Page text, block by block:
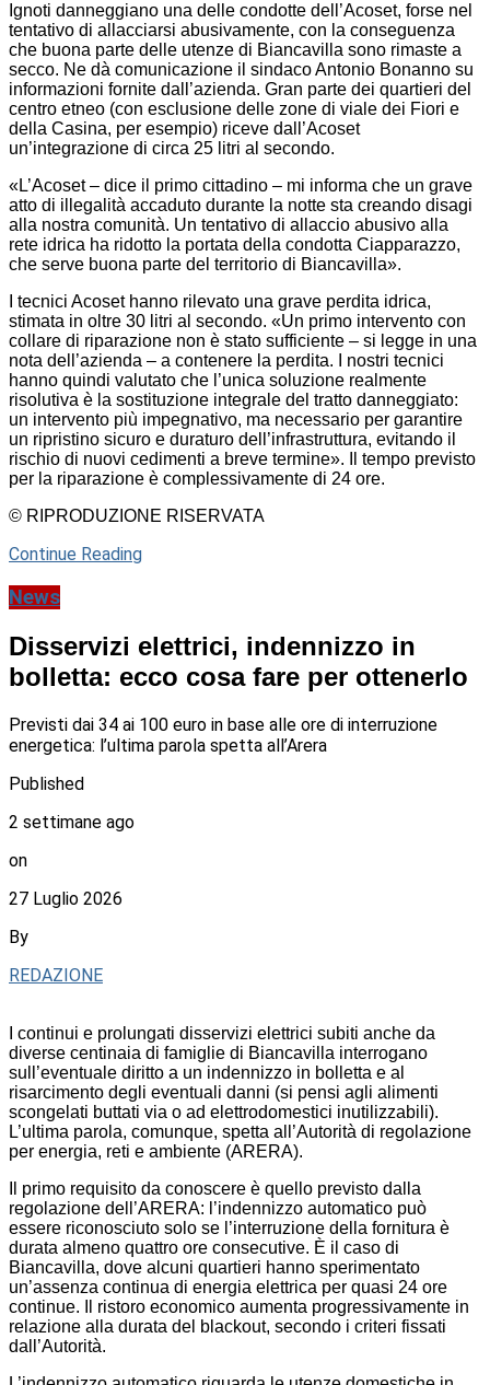
Ignoti danneggiano una delle condotte dell’Acoset, forse nel
tentativo di allacciarsi abusivamente, con la conseguenza
che buona parte delle utenze di Biancavilla sono rimaste a
secco. Ne dà comunicazione il sindaco Antonio Bonanno su
informazioni fornite dall’azienda. Gran parte dei quartieri del
centro etneo (con esclusione delle zone di viale dei Fiori e
della Casina, per esempio) riceve dall’Acoset
un’integrazione di circa 25 litri al secondo.
«L’Acoset – dice il primo cittadino – mi informa che un grave
atto di illegalità accaduto durante la notte sta creando disagi
alla nostra comunità. Un tentativo di allaccio abusivo alla
rete idrica ha ridotto la portata della condotta Ciapparazzo,
che serve buona parte del territorio di Biancavilla».
I tecnici Acoset hanno rilevato una grave perdita idrica,
stimata in oltre 30 litri al secondo. «Un primo intervento con
collare di riparazione non è stato sufficiente – si legge in una
nota dell’azienda – a contenere la perdita. I nostri tecnici
hanno quindi valutato che l’unica soluzione realmente
risolutiva è la sostituzione integrale del tratto danneggiato:
un intervento più impegnativo, ma necessario per garantire
un ripristino sicuro e duraturo dell’infrastruttura, evitando il
rischio di nuovi cedimenti a breve termine». Il tempo previsto
per la riparazione è complessivamente di 24 ore.
© RIPRODUZIONE RISERVATA
Continue Reading
News
Disservizi elettrici, indennizzo in
bolletta: ecco cosa fare per ottenerlo
Previsti dai 34 ai 100 euro in base alle ore di interruzione
energetica: l’ultima parola spetta all’Arera
Published
2 settimane ago
on
27 Luglio 2026
By
REDAZIONE
I continui e prolungati disservizi elettrici subiti anche da
diverse centinaia di famiglie di Biancavilla interrogano
sull’eventuale diritto a un indennizzo in bolletta e al
risarcimento degli eventuali danni (si pensi agli alimenti
scongelati buttati via o ad elettrodomestici inutilizzabili).
L’ultima parola, comunque, spetta all’Autorità di regolazione
per energia, reti e ambiente (ARERA).
Il primo requisito da conoscere è quello previsto dalla
regolazione dell’ARERA: l’indennizzo automatico può
essere riconosciuto solo se l’interruzione della fornitura è
durata almeno quattro ore consecutive. È il caso di
Biancavilla, dove alcuni quartieri hanno sperimentato
un’assenza continua di energia elettrica per quasi 24 ore
continue. Il ristoro economico aumenta progressivamente in
relazione alla durata del blackout, secondo i criteri fissati
dall’Autorità.